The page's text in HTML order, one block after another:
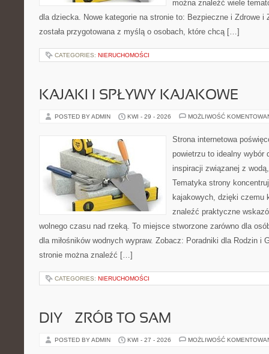
można znaleźć wiele
dla dziecka. Nowe kategorie na stronie to: Bezpieczne i Zdrowe i
została przygotowana z myślą o osobach, które chcą […]
CATEGORIES: NIERUCHOMOŚCI
KAJAKI I SPŁYWY KAJAKOWE
POSTED BY ADMIN KWI - 29 - 2026 MOŻLIWOŚĆ
Strona internetowa
powietrzu to idealny wybór
inspiracji związanej z
Tematyka strony
kajakowych, dzięki czemu
znaleźć praktyczne
wolnego czasu nad rzeką. To miejsce stworzone zarówno dla
dla miłośników wodnych wypraw. Zobacz: Poradniki dla Rodzin i
stronie można znaleźć […]
CATEGORIES: NIERUCHOMOŚCI
DIY – ZRÓB TO SAM
POSTED BY ADMIN KWI - 27 - 2026 MOŻLIWOŚĆ